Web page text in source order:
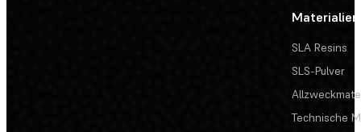
Materialien
SLA Resins
SLS-Pulver
Technische